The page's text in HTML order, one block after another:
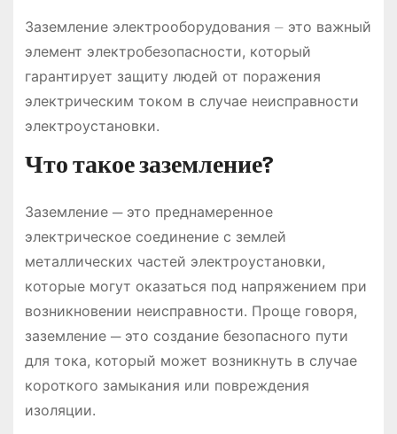
Заземление электрооборудования ⏤ это важный
элемент электробезопасности, который
гарантирует защиту людей от поражения
электрическим током в случае неисправности
электроустановки.
Что такое заземление?
Заземление ─ это преднамеренное
электрическое соединение с землей
металлических частей электроустановки,
которые могут оказаться под напряжением при
возникновении неисправности. Проще говоря,
заземление ─ это создание безопасного пути
для тока, который может возникнуть в случае
короткого замыкания или повреждения
изоляции.